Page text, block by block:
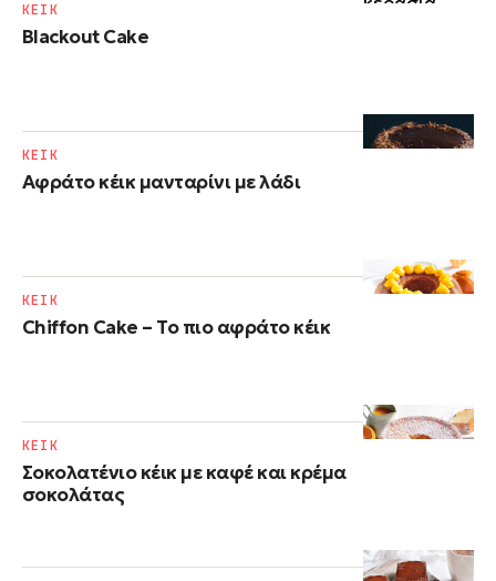
Blackout Cake
ΚΕΙΚ
Αφράτο κέικ μανταρίνι με λάδι
ΚΕΙΚ
Chiffon Cake – Το πιο αφράτο κέικ
ΚΕΙΚ
Σοκολατένιο κέικ με καφέ και κρέμα
σοκολάτας
ΚΕΙΚ